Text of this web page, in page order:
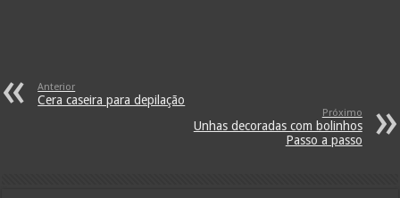
Anterior
Cera caseira para depilação
Próximo
Unhas decoradas com bolinhos
Passo a passo